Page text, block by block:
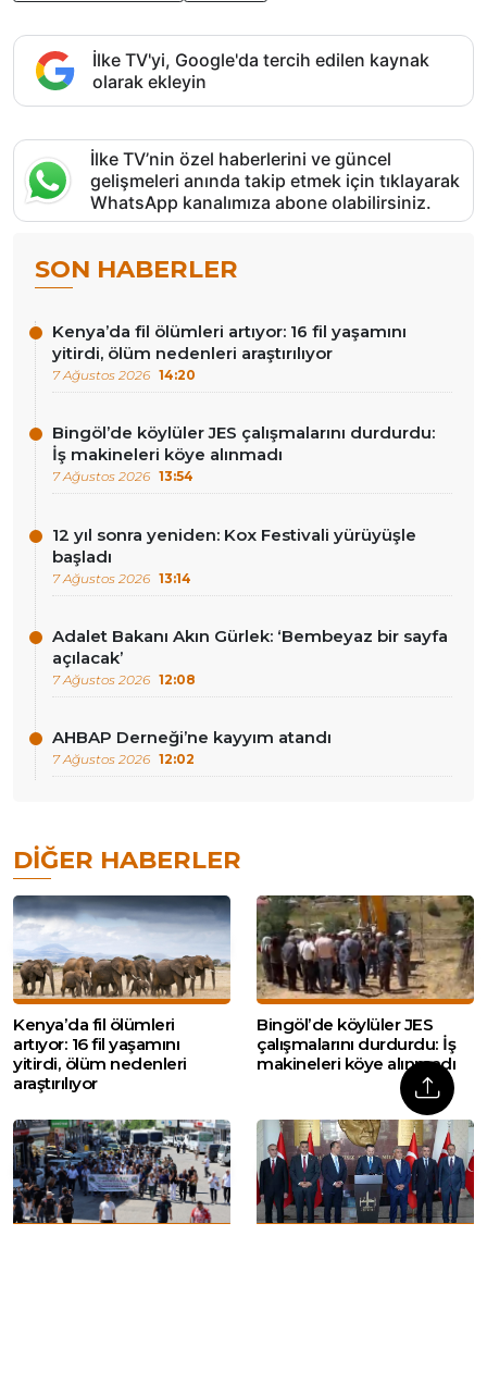
İlke TV'yi, Google'da tercih edilen kaynak
olarak ekleyin
İlke TV’nin özel haberlerini ve güncel
gelişmeleri anında takip etmek için tıklayarak
WhatsApp kanalımıza abone olabilirsiniz.
SON HABERLER
Kenya’da fil ölümleri artıyor: 16 fil yaşamını
yitirdi, ölüm nedenleri araştırılıyor
7 Ağustos 2026 14:20
Bingöl’de köylüler JES çalışmalarını durdurdu:
İş makineleri köye alınmadı
7 Ağustos 2026 13:54
12 yıl sonra yeniden: Kox Festivali yürüyüşle
başladı
7 Ağustos 2026 13:14
Adalet Bakanı Akın Gürlek: ‘Bembeyaz bir sayfa
açılacak’
7 Ağustos 2026 12:08
AHBAP Derneği’ne kayyım atandı
7 Ağustos 2026 12:02
DIĞER HABERLER
Kenya’da fil ölümleri
artıyor: 16 fil yaşamını
yitirdi, ölüm nedenleri
araştırılıyor
Bingöl’de köylüler JES
çalışmalarını durdurdu: İş
makineleri köye alınmadı